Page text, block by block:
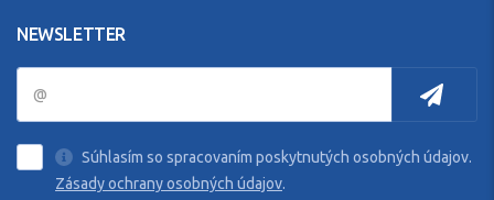
NEWSLETTER
Súhlasím so spracovaním poskytnutých osobných údajov.
Zásady ochrany osobných údajov.